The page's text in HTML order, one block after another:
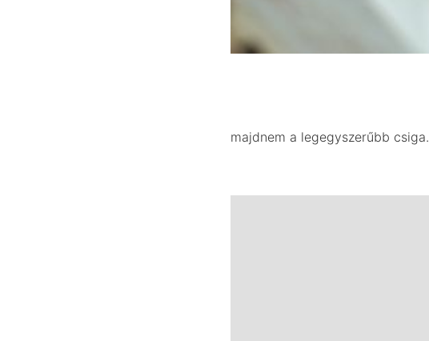
majdnem a legegyszerűbb csiga.